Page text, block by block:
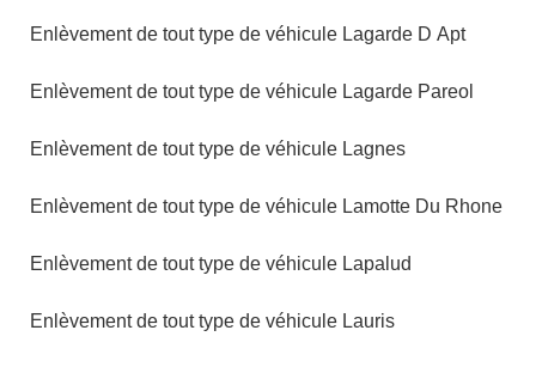
Enlèvement de tout type de véhicule Lagarde D Apt
Enlèvement de tout type de véhicule Lagarde Pareol
Enlèvement de tout type de véhicule Lagnes
Enlèvement de tout type de véhicule Lamotte Du Rhone
Enlèvement de tout type de véhicule Lapalud
Enlèvement de tout type de véhicule Lauris